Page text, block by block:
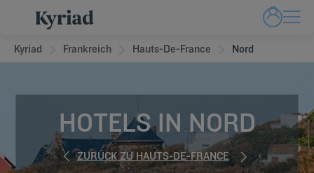
Kyriad Frankreich Hauts-De-France Nord
HOTELS IN NORD
ZURÜCK ZU HAUTS-DE-FRANCE